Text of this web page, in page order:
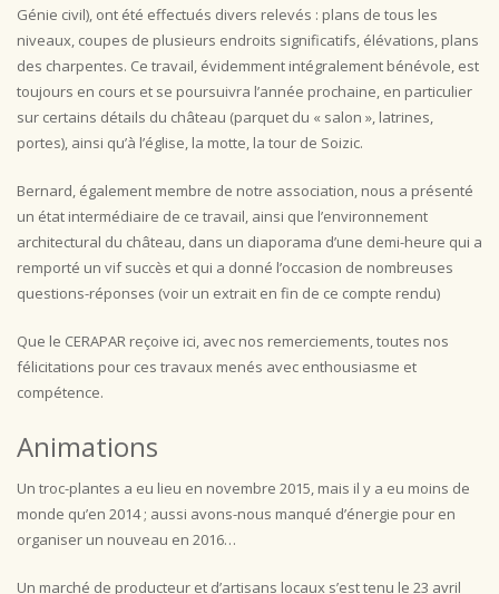
Génie civil), ont été effectués divers relevés : plans de tous les
niveaux, coupes de plusieurs endroits significatifs, élévations, plans
des charpentes. Ce travail, évidemment intégralement bénévole, est
toujours en cours et se poursuivra l’année prochaine, en particulier
sur certains détails du château (parquet du « salon », latrines,
portes), ainsi qu’à l’église, la motte, la tour de Soizic.
Bernard, également membre de notre association, nous a présenté
un état intermédiaire de ce travail, ainsi que l’environnement
architectural du château, dans un diaporama d’une demi-heure qui a
remporté un vif succès et qui a donné l’occasion de nombreuses
questions-réponses (voir un extrait en fin de ce compte rendu)
Que le CERAPAR reçoive ici, avec nos remerciements, toutes nos
félicitations pour ces travaux menés avec enthousiasme et
compétence.
Animations
Un troc-plantes a eu lieu en novembre 2015, mais il y a eu moins de
monde qu’en 2014 ; aussi avons-nous manqué d’énergie pour en
organiser un nouveau en 2016…
Un marché de producteur et d’artisans locaux s’est tenu le 23 avril